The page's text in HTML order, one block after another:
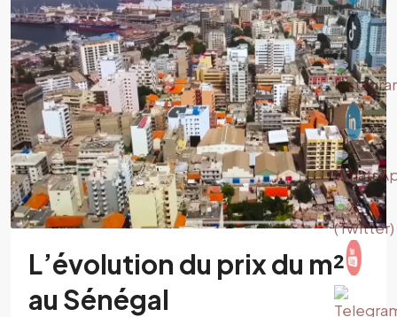
L’évolution du prix du m²
au Sénégal